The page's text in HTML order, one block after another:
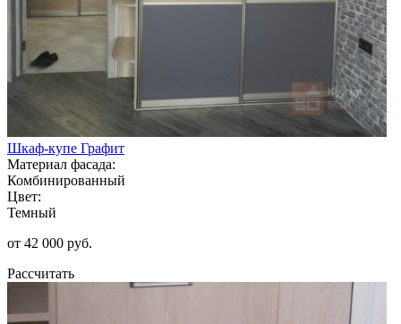
Шкаф-купе Графит
Материал фасада:
Комбинированный
Цвет:
Темный
от 42 000 руб.
Рассчитать